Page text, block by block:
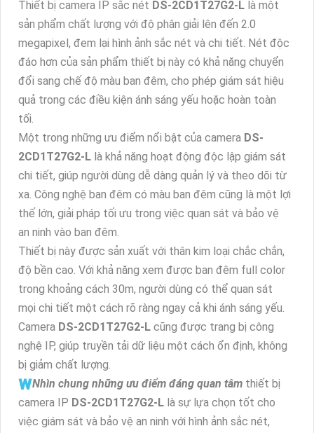
Thiết bị camera IP sắc nét DS-2CD1T27G2-L là một
sản phẩm chất lượng với độ phân giải lên đến 2.0
megapixel, đem lại hình ảnh sắc nét và chi tiết. Nét độc
đáo hơn của sản phẩm thiết bị này có khả năng chuyển
đổi sang chế độ màu ban đêm, cho phép giám sát hiệu
quả trong các điều kiện ánh sáng yếu hoặc hoàn toàn
tối.
Một trong những ưu điểm nổi bật của camera DS-
2CD1T27G2-L là khả năng hoạt động độc lập giám sát
chi tiết, giúp người dùng dễ dàng quản lý và theo dõi từ
xa. Công nghệ ban đêm có màu ban đêm cũng là một lợi
thế lớn, giải pháp tối ưu trong việc quan sát và bảo vệ
an ninh vào ban đêm.
Thiết bị này được sản xuất với thân kim loại chắc chắn,
độ bền cao. Với khả năng xem được ban đêm full color
trong khoảng cách 30m, người dùng có thể quan sát
mọi chi tiết một cách rõ ràng ngay cả khi ánh sáng yếu.
Camera DS-2CD1T27G2-L cũng được trang bị công
nghệ IP, giúp truyền tải dữ liệu một cách ổn định, không
bị giảm chất lượng.
🇼Nhìn chung những ưu điểm đáng quan tâm thiết bị
camera IP DS-2CD1T27G2-L là sự lựa chọn tốt cho
việc giám sát và bảo vệ an ninh với hình ảnh sắc nét,